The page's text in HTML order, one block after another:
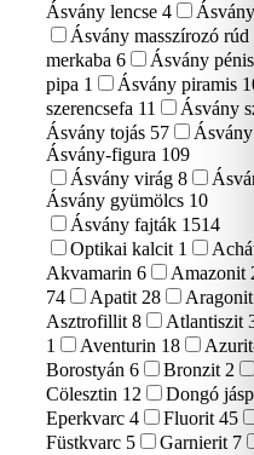
Ásvány lencse 4
Ásvány masszírozó rúd
merkaba 6 Ásvány
pipa 1 Ásvány piramis
szerencsefa 11 Ásvány
Ásvány tojás 57
Ásvány-figura 109
Ásvány virág 8
Ásvány gyümölcs 10
Ásvány fajták 1514
Optikai kalcit 1
Akvamarin 6 Amazonit
74
Apatit 28 Aragonit
Asztrofillit 8 Atlantiszit
1
Aventurin 18
Borostyán 6 Bronzit 2
Cölesztin 12 Dongó
Eperkvarc 4 Fluorit 45
Füstkvarc 5 Garnierit 7